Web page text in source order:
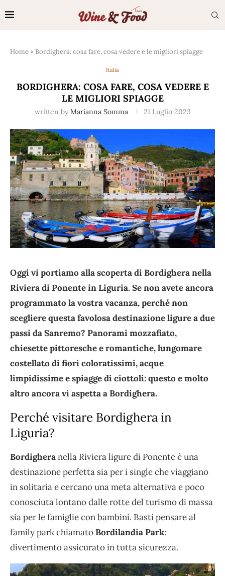
Home » Bordighera: cosa fare, cosa vedere e le migliori spiagge
Italia
BORDIGHERA: COSA FARE, COSA VEDERE E
LE MIGLIORI SPIAGGE
written by Marianna Somma 21 Luglio 2023
Oggi vi portiamo alla scoperta di Bordighera nella
Riviera di Ponente in Liguria. Se non avete ancora
programmato la vostra vacanza, perché non
scegliere questa favolosa destinazione ligure a due
passi da Sanremo? Panorami mozzafiato,
chiesette pittoresche e romantiche, lungomare
costellato di fiori coloratissimi, acque
limpidissime e spiagge di ciottoli: questo e molto
altro ancora vi aspetta a Bordighera.
Perché visitare Bordighera in
Liguria?
Bordigheranella Riviera ligure di Ponente è una
destinazione perfetta sia per i single che viaggiano
in solitaria e cercano una meta alternativa e poco
conosciuta lontano dalle rotte del turismo di massa
sia per le famiglie con bambini. Basti pensare al
family park chiamatoBordilandia Park:
divertimento assicurato in tutta sicurezza.